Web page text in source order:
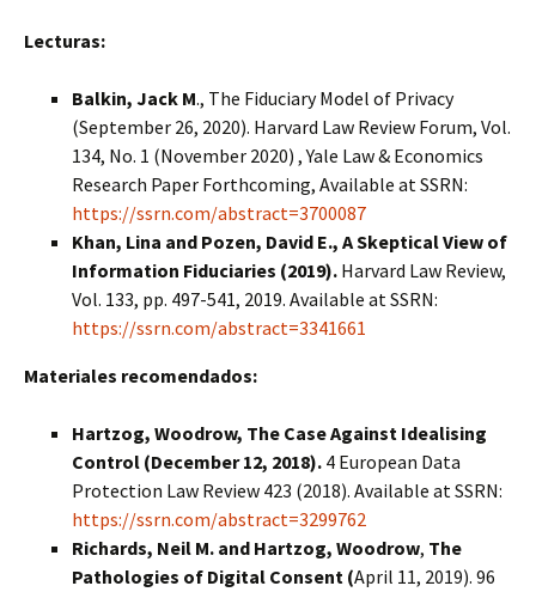
Lecturas:
Balkin, Jack M., The Fiduciary Model of Privacy
(September 26, 2020). Harvard Law Review Forum, Vol.
134, No. 1 (November 2020) , Yale Law & Economics
Research Paper Forthcoming, Available at SSRN:
https://ssrn.com/abstract=3700087
Khan, Lina and Pozen, David E., A Skeptical View of
Information Fiduciaries (2019). Harvard Law Review,
Vol. 133, pp. 497-541, 2019. Available at SSRN:
https://ssrn.com/abstract=3341661
Materiales recomendados:
Hartzog, Woodrow, The Case Against Idealising
Control (December 12, 2018). 4 European Data
Protection Law Review 423 (2018). Available at SSRN:
https://ssrn.com/abstract=3299762
Richards, Neil M. and Hartzog, Woodrow, The
Pathologies of Digital Consent (April 11, 2019). 96